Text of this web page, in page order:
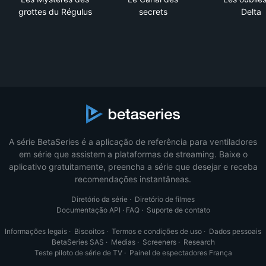
grottes du Régulus
secrets
Delta
A série BetaSeries é a aplicação de referência para ventiladores
em série que assistem a plataformas de streaming. Baixe o
aplicativo gratuitamente, preencha a série que desejar e receba
recomendações instantâneas.
Diretório da série · Diretório de filmes
Documentação API · FAQ· Suporte de contato
Informações legais · Biscoitos · Termos e condições de uso · Dados pessoais
BetaSeries SAS · Medias· Screeners· Research
Teste piloto de série de TV· Painel de espectadores França